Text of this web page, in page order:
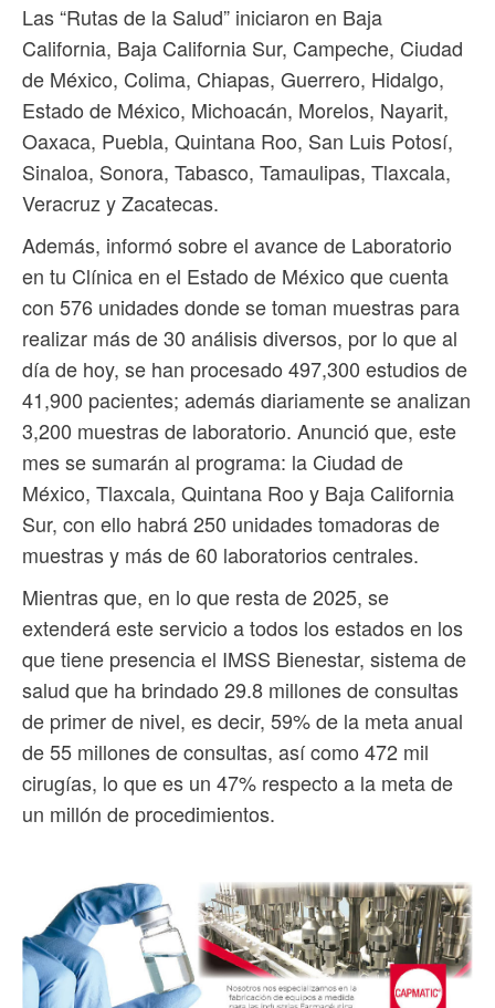
Las “Rutas de la Salud” iniciaron en Baja
California, ⁠Baja California Sur, ⁠Campeche, ⁠Ciudad
de México, ⁠Colima, ⁠Chiapas, ⁠Guerrero, ⁠Hidalgo,
Estado de México, ⁠Michoacán, ⁠Morelos, Nayarit,
Oaxaca, Puebla, Quintana Roo, San Luis Potosí,
Sinaloa, Sonora, Tabasco, ⁠Tamaulipas, Tlaxcala⁠,
Veracruz y Zacatecas.
Además, informó sobre el avance de Laboratorio
en tu Clínica en el Estado de México que cuenta
con 576 unidades donde se toman muestras para
realizar más de 30 análisis diversos, por lo que al
día de hoy, se han procesado 497,300 estudios de
41,900 pacientes; además diariamente se analizan
3,200 muestras de laboratorio. Anunció que, este
mes se sumarán al programa: la Ciudad de
México, Tlaxcala, Quintana Roo y Baja California
Sur, con ello habrá 250 unidades tomadoras de
muestras y más de 60 laboratorios centrales.
Mientras que, en lo que resta de 2025, se
extenderá este servicio a todos los estados en los
que tiene presencia el IMSS Bienestar, sistema de
salud que ha brindado 29.8 millones de consultas
de primer de nivel, es decir, 59% de la meta anual
de 55 millones de consultas, así como 472 mil
cirugías, lo que es un 47% respecto a la meta de
un millón de procedimientos.